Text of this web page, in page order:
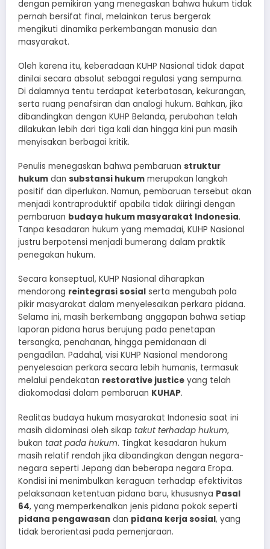
dengan pemikiran yang menegaskan bahwa hukum tidak
pernah bersifat final, melainkan terus bergerak
mengikuti dinamika perkembangan manusia dan
masyarakat.
Oleh karena itu, keberadaan KUHP Nasional tidak dapat
dinilai secara absolut sebagai regulasi yang sempurna.
Di dalamnya tentu terdapat keterbatasan, kekurangan,
serta ruang penafsiran dan analogi hukum. Bahkan, jika
dibandingkan dengan KUHP Belanda, perubahan telah
dilakukan lebih dari tiga kali dan hingga kini pun masih
menyisakan berbagai kritik.
Penulis menegaskan bahwa pembaruan struktur
hukum dan substansi hukum merupakan langkah
positif dan diperlukan. Namun, pembaruan tersebut akan
menjadi kontraproduktif apabila tidak diiringi dengan
pembaruan budaya hukum masyarakat Indonesia.
Tanpa kesadaran hukum yang memadai, KUHP Nasional
justru berpotensi menjadi bumerang dalam praktik
penegakan hukum.
Secara konseptual, KUHP Nasional diharapkan
mendorong reintegrasi sosial serta mengubah pola
pikir masyarakat dalam menyelesaikan perkara pidana.
Selama ini, masih berkembang anggapan bahwa setiap
laporan pidana harus berujung pada penetapan
tersangka, penahanan, hingga pemidanaan di
pengadilan. Padahal, visi KUHP Nasional mendorong
penyelesaian perkara secara lebih humanis, termasuk
melalui pendekatan restorative justice yang telah
diakomodasi dalam pembaruan KUHAP.
Realitas budaya hukum masyarakat Indonesia saat ini
masih didominasi oleh sikap takut terhadap hukum,
bukan taat pada hukum. Tingkat kesadaran hukum
masih relatif rendah jika dibandingkan dengan negara-
negara seperti Jepang dan beberapa negara Eropa.
Kondisi ini menimbulkan keraguan terhadap efektivitas
pelaksanaan ketentuan pidana baru, khususnya Pasal
64, yang memperkenalkan jenis pidana pokok seperti
pidana pengawasan dan pidana kerja sosial, yang
tidak berorientasi pada pemenjaraan.